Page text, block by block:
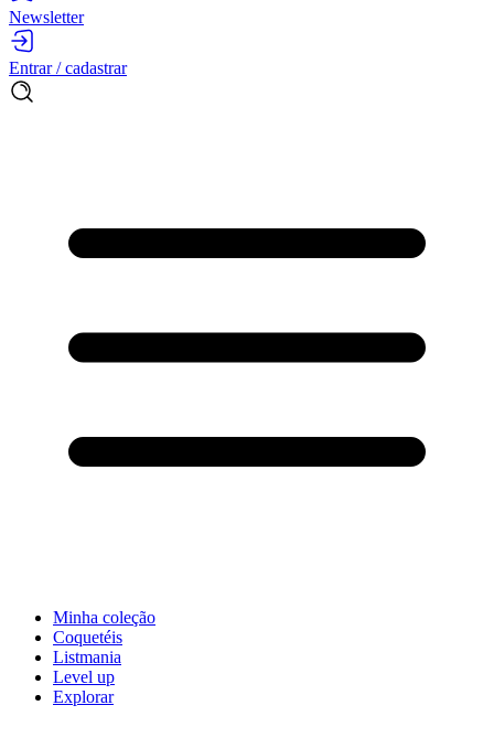
Newsletter
Entrar / cadastrar
Minha coleção
Coquetéis
Listmania
Level up
Explorar